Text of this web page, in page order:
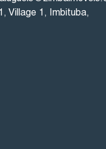
, Village 1 , Imbituba,